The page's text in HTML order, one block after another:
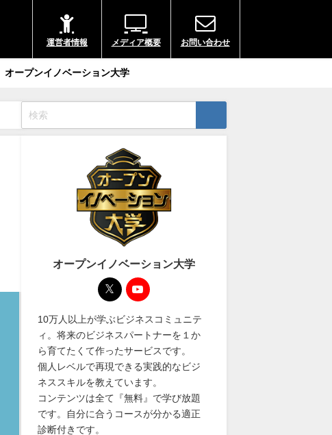
運営者情報 メディア概要 お問い合わせ
オープンイノベーション大学
オープンイノベーション大学
10万人以上が学ぶビジネスコミュニテ
ィ。将来のビジネスパートナーを１か
ら育てたくて作ったサービスです。
個人レベルで再現できる実践的なビジ
ネススキルを教えています。
コンテンツは全て『無料』で学び放題
です。自分に合うコースが分かる適正
診断付きです。